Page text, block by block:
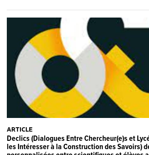
ARTICLE
Declics (Dialogues Entre Chercheur(e)s et
les Intéresser à la Construction des Savoirs)